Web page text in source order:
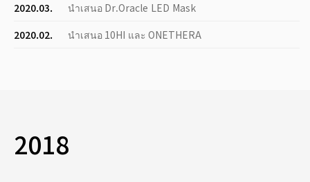
2020.03.
นำเสนอ Dr.Oracle LED Mask
2020.02.
นำเสนอ 10HI และ ONETHERA
2018